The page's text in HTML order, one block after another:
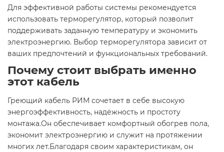
Для эффективной работы системы рекомендуется
использовать терморегулятор, который позволит
поддерживать заданную температуру и экономить
электроэнергию. Выбор терморегулятора зависит от
ваших предпочтений и функциональных требований.
Почему стоит выбрать именно
этот кабель
Греющий кабель РИМ сочетает в себе высокую
энергоэффективность, надёжность и простоту
монтажа.Он обеспечивает комфортный обогрев пола,
экономит электроэнергию и служит на протяжении
многих лет.Благодаря своим характеристикам, он